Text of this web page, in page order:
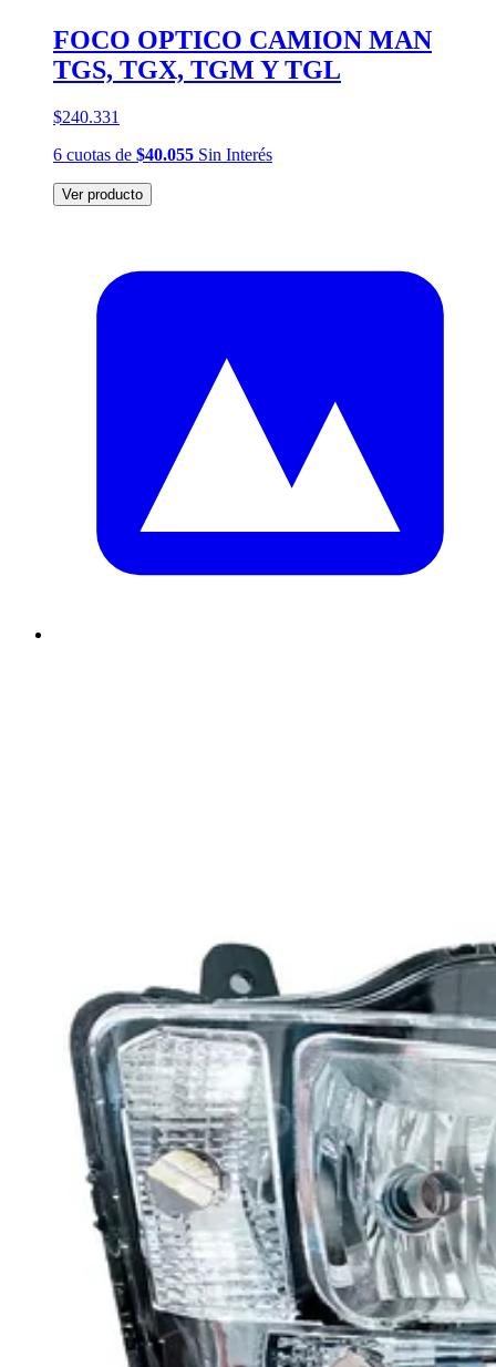
FOCO OPTICO CAMION MAN
TGS, TGX, TGM Y TGL
$240.331
6 cuotas de $40.055 Sin Interés
Ver producto